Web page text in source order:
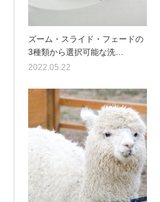
ズーム・スライド・フェードの
3種類から選択可能な洗…
2022.05.22